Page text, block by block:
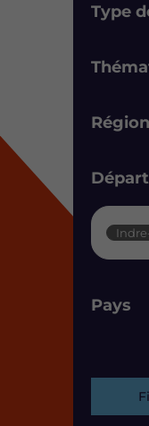
Type
Région
Pays